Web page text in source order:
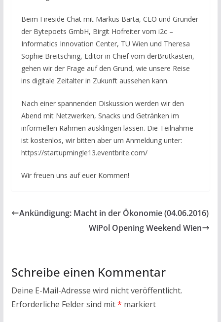
Beim Fireside Chat mit Markus Barta, CEO und Gründer
der Bytepoets GmbH, Birgit Hofreiter vom i2c –
Informatics Innovation Center, TU Wien und Theresa
Sophie Breitsching, Editor in Chief vom derBrutkasten,
gehen wir der Frage auf den Grund, wie unsere Reise
ins digitale Zeitalter in Zukunft aussehen kann.
Nach einer spannenden Diskussion werden wir den
Abend mit Netzwerken, Snacks und Getränken im
informellen Rahmen ausklingen lassen. Die Teilnahme
ist kostenlos, wir bitten aber um Anmeldung unter:
https://startupmingle13.eventbrite.com/
Wir freuen uns auf euer Kommen!
Ankündigung: Macht in der Ökonomie (04.06.2016)
WiPol Opening Weekend Wien
Schreibe einen Kommentar
Deine E-Mail-Adresse wird nicht veröffentlicht.
Erforderliche Felder sind mit* markiert